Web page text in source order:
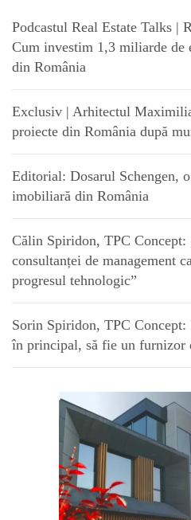
Podcastul Real Estate Talks |
Cum investim 1,3 miliarde
din România
Exclusiv | Arhitectul
proiecte din România după
Editorial: Dosarul Schengen,
imobiliară din România
Călin Spiridon, TPC Concept:
consultanței de management
progresul tehnologic”
Sorin Spiridon, TPC
în principal, să fie un furnizor